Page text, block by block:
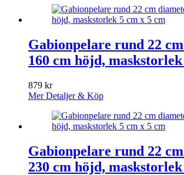
Gabionpelare rund 22
160 cm höjd,
879 kr
Mer Detaljer & Köp
Gabionpelare rund 22
230 cm höjd,